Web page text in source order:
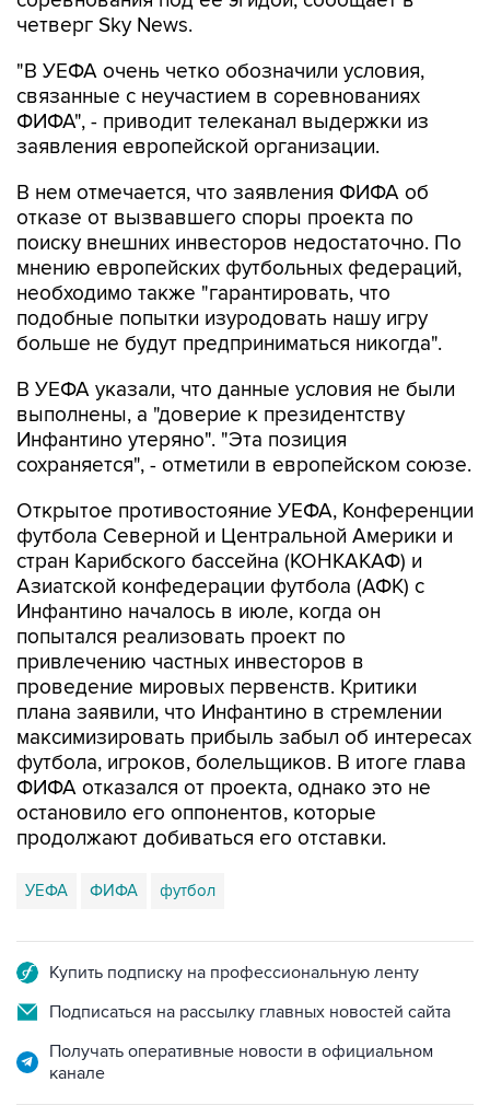
четверг Sky News.
"В УЕФА очень четко обозначили условия,
связанные с неучастием в соревнованиях
ФИФА", - приводит телеканал выдержки из
заявления европейской организации.
В нем отмечается, что заявления ФИФА об
отказе от вызвавшего споры проекта по
поиску внешних инвесторов недостаточно. По
мнению европейских футбольных федераций,
необходимо также "гарантировать, что
подобные попытки изуродовать нашу игру
больше не будут предприниматься никогда".
В УЕФА указали, что данные условия не были
выполнены, а "доверие к президентству
Инфантино утеряно". "Эта позиция
сохраняется", - отметили в европейском союзе.
Открытое противостояние УЕФА, Конференции
футбола Северной и Центральной Америки и
стран Карибского бассейна (КОНКАКАФ) и
Азиатской конфедерации футбола (АФК) с
Инфантино началось в июле, когда он
попытался реализовать проект по
привлечению частных инвесторов в
проведение мировых первенств. Критики
плана заявили, что Инфантино в стремлении
максимизировать прибыль забыл об интересах
футбола, игроков, болельщиков. В итоге глава
ФИФА отказался от проекта, однако это не
остановило его оппонентов, которые
продолжают добиваться его отставки.
УЕФА ФИФА футбол
Купить подписку на профессиональную ленту
Подписаться на рассылку главных новостей сайта
Получать оперативные новости в официальном
канале